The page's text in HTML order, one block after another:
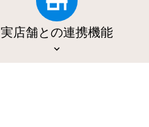
実店舗との連携機能